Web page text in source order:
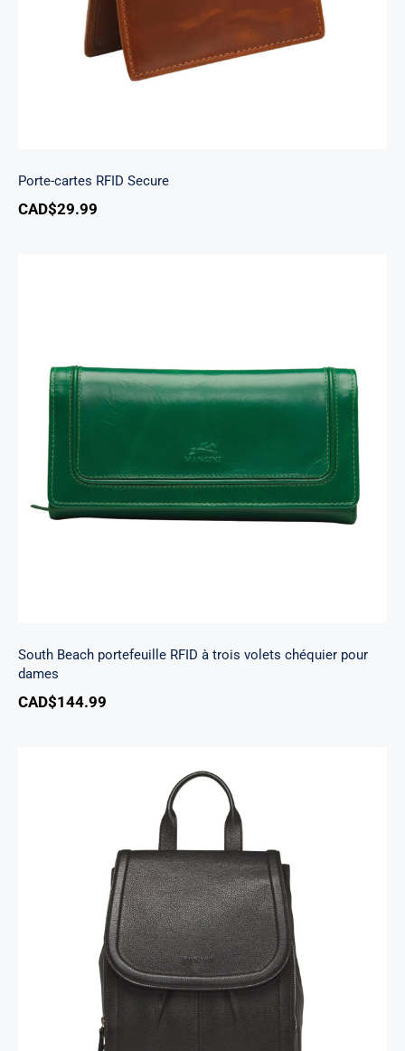
Porte-cartes RFID Secure
CAD$29.99
South Beach portefeuille RFID à trois volets
chéquier pour dames
South Beach portefeuille RFID à trois volets chéquier pour
dames
CAD$144.99
Sac A Dos Margot